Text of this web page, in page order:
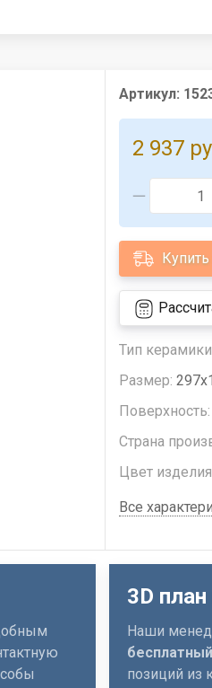
Артикул:
2 937
Тип
Размер:
Поверхность:
Страна
Цвет
Все
3D
Наши
позиций из